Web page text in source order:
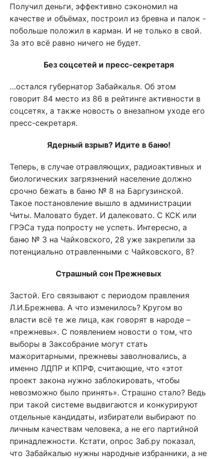
Получил деньги, эффективно сэкономил на
качестве и объёмах, построил из бревна и палок -
побольше положил в карман. И не только в свой.
За это всё равно ничего не будет.
Без соцсетей и пресс-секретаря
…остался губернатор Забайкалья. Об этом
говорит 84 место из 86 в рейтинге активности в
соцсетях, а также новость о внезапном уходе его
пресс-секретаря.
Ядерный взрыв? Идите в баню!
Теперь, в случае отравляющих, радиоактивных и
биологических загрязнений население должно
срочно бежать в баню № 8 на Баргузинской.
Такое постановление вышло в администрации
Читы. Маловато будет. И далековато. С КСК или
ГРЭСа туда попросту не успеть. Интересно, а
баню № 3 на Чайковского, 28 уже закрепили за
потенциально отравленными с Чайковского, 8?
Страшный сон Прежневых
Застой. Его связывают с периодом правления
Л.И.Брежнева. А что изменилось? Кругом во
власти всё те же лица, как говорят в народе –
«прежневы». С появлением новости о том, что
выборы в Заксобрание могут стать
мажоритарными, прежневы заволновались, а
именно ЛДПР и КПРФ, считающие, что «этот
проект закона нужно заблокировать, чтобы
невозможно было принять». Страшно стало? Ведь
при такой системе выдвигаются и конкурируют
отдельные кандидаты, избиратели выбирают по
личным качествам человека, а не его партийной
принадлежности. Кстати, опрос Заб.ру показал,
что Забайкалью нужны народные избранники, а не